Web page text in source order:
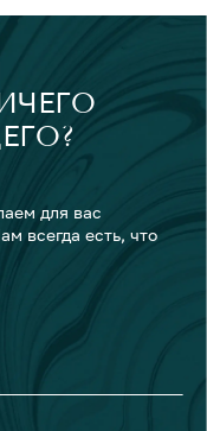
для вас
всегда есть, что